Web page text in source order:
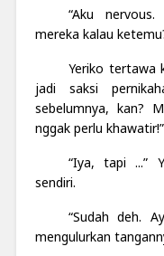
“Aku
mereka kalau
Yeriko tertawa
jadi saksi
sebelumnya, kan?
nggak perlu khawatir!”
“Iya, tapi ...”
sendiri.
“Sudah deh.
mengulurkan